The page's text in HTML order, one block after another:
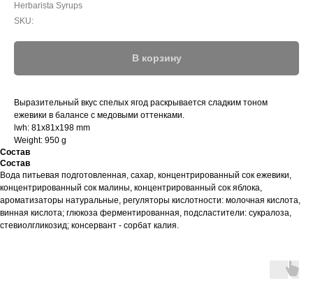
Herbarista Syrups
SKU:
В корзину
Выразительный вкус спелых ягод раскрывается сладким тоном
ежевики в балансе с медовыми оттенками.
lwh: 81x81x198 mm
Weight: 950 g
Состав
Состав
Вода питьевая подготовленная, сахар, концентрированный сок ежевики,
концентрированный сок малины, концентрированный сок яблока,
ароматизаторы натуральные, регуляторы кислотности: молочная кислота,
винная кислота; глюкоза ферментированная, подсластители: сукралоза,
стевиолгликозид; консервант - сорбат калия.